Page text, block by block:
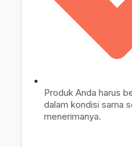
Produk Anda harus
dalam kondisi sama
menerimanya.